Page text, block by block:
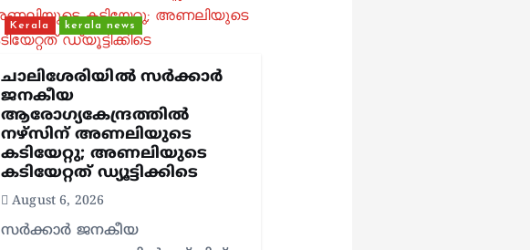
Kerala kerala news
ചാലിശേരിയില്‍ സര്‍ക്കാര്‍
ജനകീയ
ആരോഗ്യകേന്ദ്രത്തില്‍
നഴ്സിന് അണലിയുടെ
കടിയേറ്റു; അണലിയുടെ
കടിയേറ്റത് ഡ്യൂട്ടിക്കിടെ
August 6, 2026
സര്‍ക്കാര്‍ ജനകീയ